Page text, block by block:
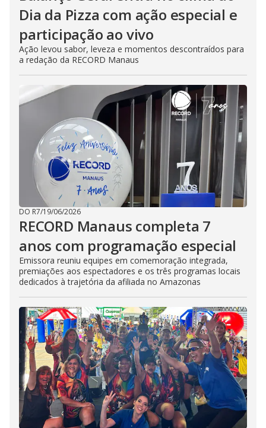
Dia da Pizza com ação especial e
participação ao vivo
Ação levou sabor, leveza e momentos descontraídos para
a redação da RECORD Manaus
DO R7/19/06/2026
RECORD Manaus completa 7
anos com programação especial
Emissora reuniu equipes em comemoração integrada,
premiações aos espectadores e os três programas locais
dedicados à trajetória da afiliada no Amazonas